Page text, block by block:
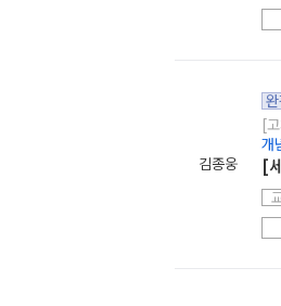
김종웅
[
개
[